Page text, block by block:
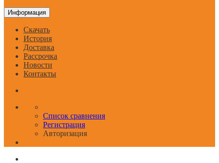
Информация
Скачать
История
Доставка
Рассрочка
Новости
Контакты
Список сравнения
Регистрация
Авторизация